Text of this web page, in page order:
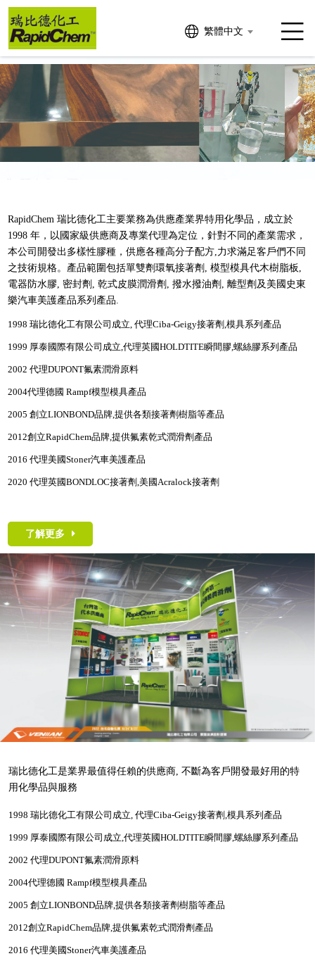
繁體中文
RapidChem 瑞比德化工主要業務為供應產業界特用化學品，成立於
1998 年，以國家級供應商及專業代理為定位，針對不同的產業需求，
本公司開發出多樣性膠種，供應各種高分子配方,力求滿足客戶們不同
之技術規格。產品範圍包括單雙劑環氧接著劑, 模型模具代木樹脂板,
電器防水膠, 密封劑, 乾式皮膜潤滑劑, 撥水撥油劑, 離型劑及美國史東
樂汽車美護產品系列產品.
1998 瑞比德化工有限公司成立 代理Ciba-Geigy接著劑, 模具系列產品
1999 厚泰國際有限公司成立 代理英國HOLDTITE瞬間膠, 螺絲膠系列產品
2002 代理DUPONT氟素潤滑原料
2004代理德國 Rampf模型模具產品
2005 創立LIONBOND品牌, 提供各類接著劑樹脂等產品
2012創立RapidChem品牌, 提供氟素乾式潤滑劑產品
2016 代理美國Stoner汽車美護產品
2020 代理英國BONDLOC接著劑, 美國Acralock接著劑
了解更多
瑞比德化工是業界最值得任賴的供應商, 不斷為客戶開發最好用的特
用化學品與服務
1998 瑞比德化工有限公司成立, 代理Ciba-Geigy接著劑,模具系列產品
1999 厚泰國際有限公司成立,代理英國HOLDTITE瞬間膠,螺絲膠系列產品
2002 代理DUPONT氟素潤滑原料
2004代理德國 Rampf模型模具產品
2005 創立LIONBOND品牌,提供各類接著劑樹脂等產品
2012創立RapidChem品牌,提供氟素乾式潤滑劑產品
2016 代理美國Stoner汽車美護產品